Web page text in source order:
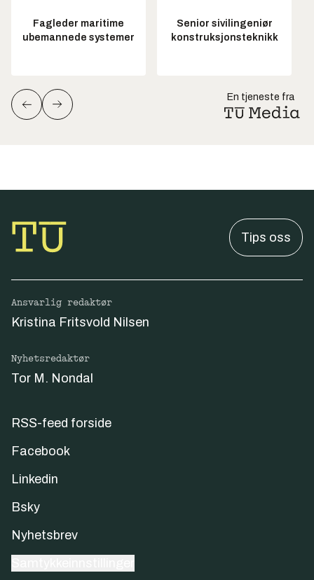
Fagleder maritime
ubemannede systemer
Senior sivilingeniør
konstruksjonsteknikk
En tjeneste fra
Tips oss
Ansvarlig redaktør
Kristina Fritsvold Nilsen
Nyhetsredaktør
Tor M. Nondal
RSS-feed forside
Facebook
Linkedin
Bsky
Nyhetsbrev